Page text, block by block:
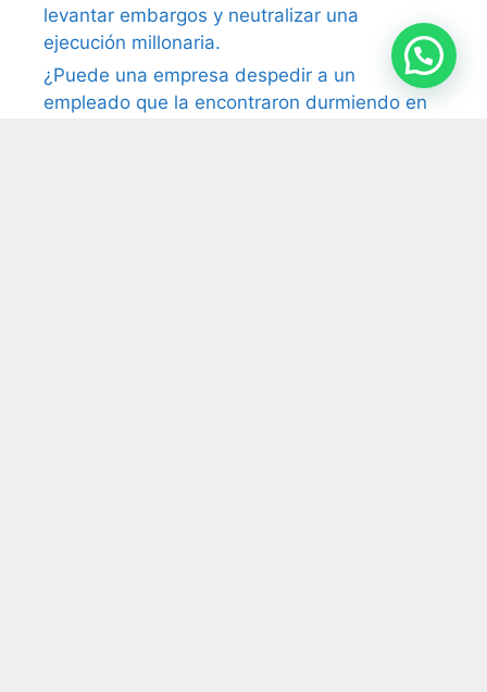
levantar embargos y neutralizar una
ejecución millonaria.
¿Puede una empresa despedir a un
empleado que la encontraron durmiendo en